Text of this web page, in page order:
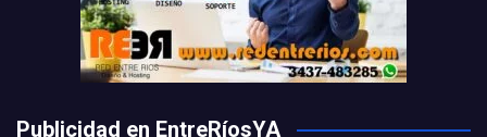
Publicidad en EntreRíosYA